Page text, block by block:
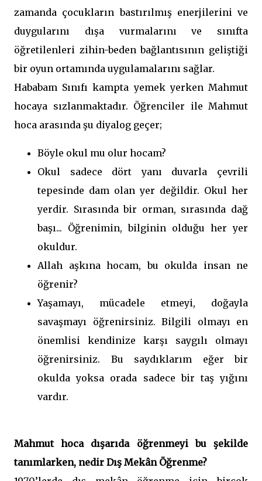
zamanda çocukların bastırılmış enerjilerini ve
duygularını dışa vurmalarını ve sınıfta
öğretilenleri zihin-beden bağlantısının geliştiği
bir oyun ortamında uygulamalarını sağlar.
Hababam Sınıfı kampta yemek yerken Mahmut
hocaya sızlanmaktadır. Öğrenciler ile Mahmut
hoca arasında şu diyalog geçer;
Böyle okul mu olur hocam?
Okul sadece dört yanı duvarla çevrili
tepesinde dam olan yer değildir. Okul her
yerdir. Sırasında bir orman, sırasında dağ
başı... Öğrenimin, bilginin olduğu her yer
okuldur.
Allah aşkına hocam, bu okulda insan ne
öğrenir?
Yaşamayı, mücadele etmeyi, doğayla
savaşmayı öğrenirsiniz. Bilgili olmayı en
önemlisi kendinize karşı saygılı olmayı
öğrenirsiniz. Bu saydıklarım eğer bir
okulda yoksa orada sadece bir taş yığını
vardır.
Mahmut hoca dışarıda öğrenmeyi bu şekilde
tanımlarken, nedir Dış Mekân Öğrenme?